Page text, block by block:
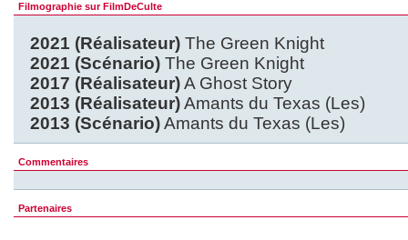
Filmographie sur FilmDeCulte
2021 (Réalisateur) The Green Knight
2021 (Scénario) The Green Knight
2017 (Réalisateur)A Ghost Story
2013 (Réalisateur)Amants du Texas (Les)
2013 (Scénario)Amants du Texas (Les)
Commentaires
Partenaires